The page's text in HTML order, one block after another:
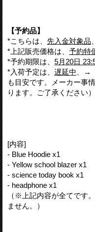
【予約品】
*こちらは、 先入金対象品
*上記販売価格は、 予約特
*予約期限は、 5月20日
*入荷予定は、 遅延中 、→
も目安です。メーカー事
ります。ご了承ください）
[内容]
- Blue Hoodie x1
- Yellow school blazer x1
- science today book x1
- headphone x1
（※上記内容が全てです
ません。）